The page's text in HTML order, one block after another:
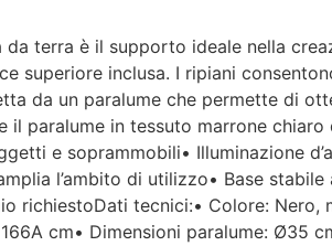
mi
clienti molto
è
orarie
caso, la
è stata
terra è il supporto ideale nella
superiore inclusa. I ripiani
da un paralume che permette di
paralume in tessuto marrone
e soprammobili• Illuminazione
l’ambito di utilizzo• Base
richiestoDati tecnici:• Colore: Nero,
cm• Dimensioni paralume: Ø35